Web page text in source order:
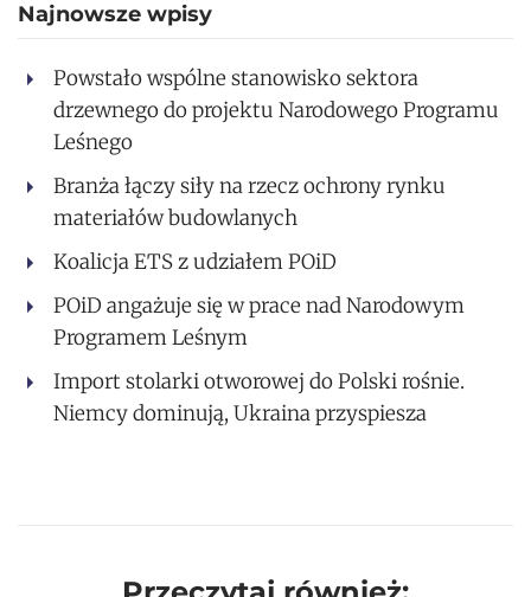
Najnowsze wpisy
Powstało wspólne stanowisko sektora
drzewnego do projektu Narodowego Programu
Leśnego
Branża łączy siły na rzecz ochrony rynku
materiałów budowlanych
Koalicja ETS z udziałem POiD
POiD angażuje się w prace nad Narodowym
Programem Leśnym
Import stolarki otworowej do Polski rośnie.
Niemcy dominują, Ukraina przyspiesza